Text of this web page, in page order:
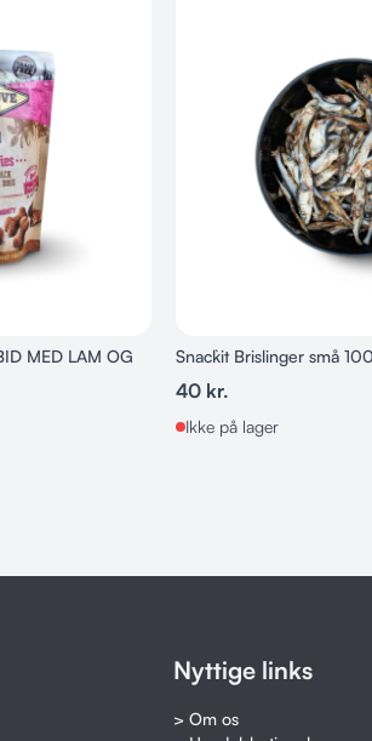
Kan
Ikke
MED LAM OG
Snack`it Brislinger små
40 kr.
Ikke på lager
Nyttige links
> Om os